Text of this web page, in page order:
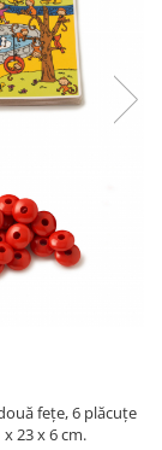
fețe, 6 plăcuțe
23 x 6 cm.